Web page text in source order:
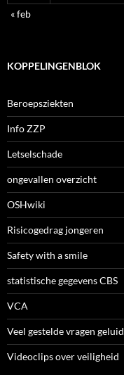
« feb
KOPPELINGENBLOK
Beroepsziekten
Info ZZP
Letselschade
ongevallen overzicht
OSHwiki
Risicogedrag jongeren
Safety with a smile
statistische gegevens CBS
VCA
Veel gestelde vragen geluid
Videoclips over veiligheid